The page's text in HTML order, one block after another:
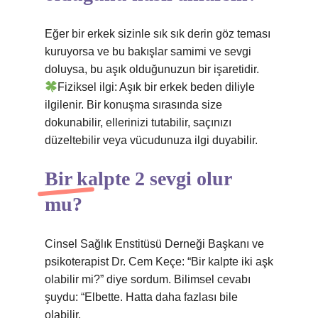
Eğer bir erkek sizinle sık sık derin göz teması
kuruyorsa ve bu bakışlar samimi ve sevgi
doluysa, bu aşık olduğunuzun bir işaretidir.
Fiziksel ilgi: Aşık bir erkek beden diliyle
ilgilenir. Bir konuşma sırasında size
dokunabilir, ellerinizi tutabilir, saçınızı
düzeltebilir veya vücudunuza ilgi duyabilir.
Bir kalpte 2 sevgi olur
mu?
Cinsel Sağlık Enstitüsü Derneği Başkanı ve
psikoterapist Dr. Cem Keçe: “Bir kalpte iki aşk
olabilir mi?” diye sordum. Bilimsel cevabı
şuydu: “Elbette. Hatta daha fazlası bile
olabilir.